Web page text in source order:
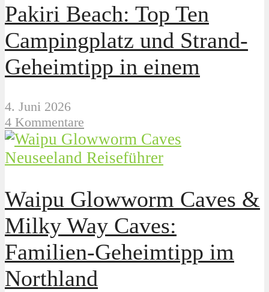
Pakiri Beach: Top Ten
Campingplatz und Strand-
Geheimtipp in einem
4. Juni 2026
4 Kommentare
Neuseeland Reiseführer
Waipu Glowworm Caves &
Milky Way Caves:
Familien-Geheimtipp im
Northland